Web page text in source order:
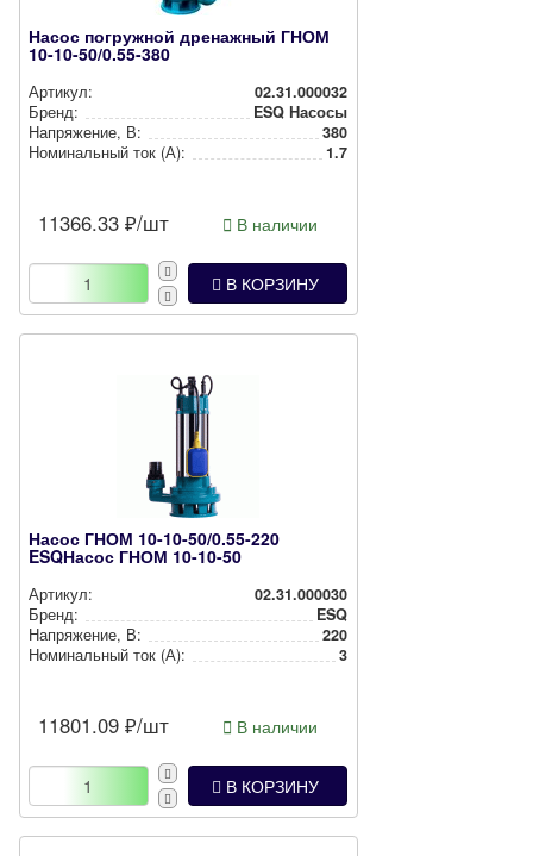
Насос погружной дренажный ГНОМ
10-10-50/0.55-380
Артикул:
02.31.000032
Бренд:
ESQ Насосы
Нап­ря­же­ние, В:
380
Номи­наль­ный ток (А):
1.7
11366.33 ₽/шт В наличии
В КОРЗИНУ
Насос ГНОМ 10-10-50/0.55-220
ESQНасос ГНОМ 10-10-50
Артикул:
02.31.000030
Бренд:
ESQ
Нап­ря­же­ние, В:
220
Номи­наль­ный ток (А):
3
11801.09 ₽/шт В наличии
В КОРЗИНУ